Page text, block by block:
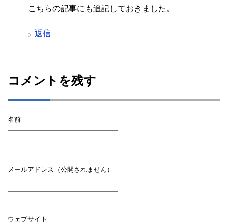
こちらの記事にも追記しておきました。
返信
コメントを残す
名前
メールアドレス（公開されません）
ウェブサイト